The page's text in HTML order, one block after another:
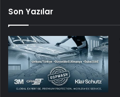
Son Yazılar